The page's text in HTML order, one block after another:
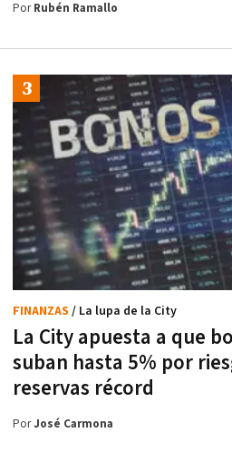
PorRubén Ramallo
La City apuesta a que
suban hasta 5% por
reservas récord
FINANZAS / La lupa de la City
PorJosé Carmona